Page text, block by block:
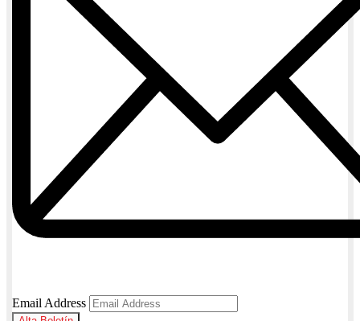
Email Address